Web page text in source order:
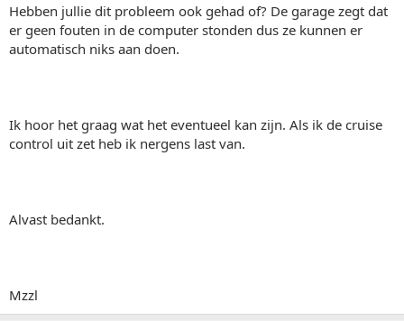
Hebben jullie dit probleem ook gehad of? De garage zegt dat
er geen fouten in de computer stonden dus ze kunnen er
automatisch niks aan doen.
Ik hoor het graag wat het eventueel kan zijn. Als ik de cruise
control uit zet heb ik nergens last van.
Alvast bedankt.
Mzzl